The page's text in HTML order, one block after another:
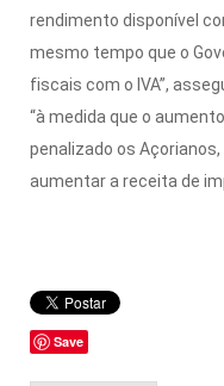
rendimento disponível
mesmo tempo que o
fiscais com o IVA”,
“à medida que o
penalizado os
aumentar a receita de
Save